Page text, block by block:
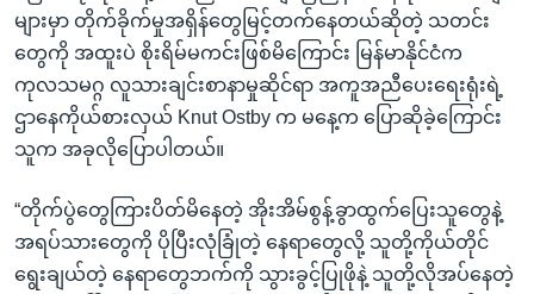
များမှာ တိုက်ခိုက်မှုအရှိန်တွေမြင့်တက်နေတယ်ဆိုတဲ့ သတင်း
တွေကို အထူးပဲ စိုးရိမ်မကင်းဖြစ်မိကြောင်း မြန်မာနိုင်ငံက
ကုလသမဂ္ဂ လူသားချင်းစာနာမှုဆိုင်ရာ အကူအညီပေးရေးရုံးရဲ့
ဌာနေကိုယ်စားလှယ် Knut Ostby က မနေ့က ပြောဆိုခဲ့ကြောင်း
သူက အခုလိုပြောပါတယ်။
“တိုက်ပွဲတွေကြားပိတ်မိနေတဲ့ အိုးအိမ်စွန့်ခွာထွက်ပြေးသူတွေနဲ့
အရပ်သားတွေကို ပိုပြီးလုံခြုံတဲ့ နေရာတွေလို့ သူတို့ကိုယ်တိုင်
ရွေးချယ်တဲ့ နေရာတွေဘက်ကို သွားခွင့်ပြုဖိုနဲ့ သူတို့လိုအပ်နေတဲ့